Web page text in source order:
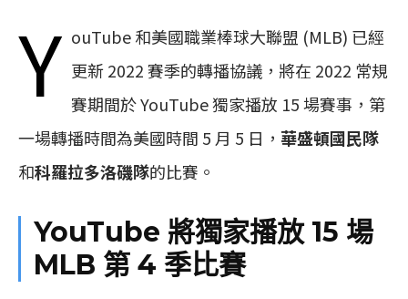
Y ouTube 和美國職業棒球大聯盟 (MLB) 已經
更新 2022 賽季的轉播協議，將在 2022 常規
賽期間於 YouTube 獨家播放 15 場賽事，第
一場轉播時間為美國時間 5 月 5 日， 華盛頓國民隊
和科羅拉多洛磯隊的比賽。
YouTube 將獨家播放 15 場
MLB 第 4 季比賽